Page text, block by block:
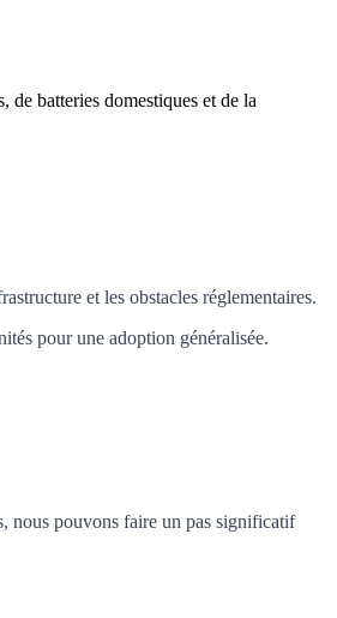
de batteries domestiques et de la
et les obstacles réglementaires.
pour une adoption généralisée.
nous pouvons faire un pas significatif